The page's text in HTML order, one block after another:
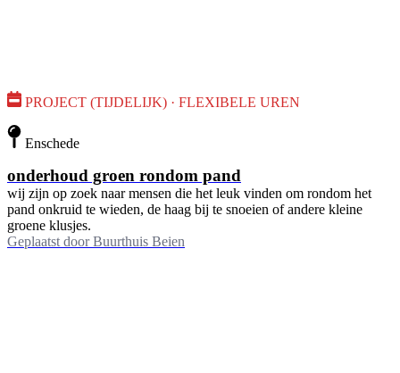
PROJECT (TIJDELIJK) · FLEXIBELE UREN
Enschede
onderhoud groen rondom pand
wij zijn op zoek naar mensen die het leuk vinden om rondom het
pand onkruid te wieden, de haag bij te snoeien of andere kleine
groene klusjes.
Geplaatst door Buurthuis Beien